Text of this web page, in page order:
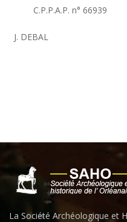
J. DEBAL
La Société Archéologique et